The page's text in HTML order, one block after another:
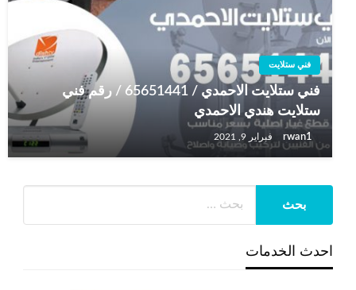
فني ستلايت
فني ستلايت الاحمدي / 65651441 / رقم فني
ستلايت هندي الاحمدي
rwan1 فبراير 9, 2021
احدث الخدمات